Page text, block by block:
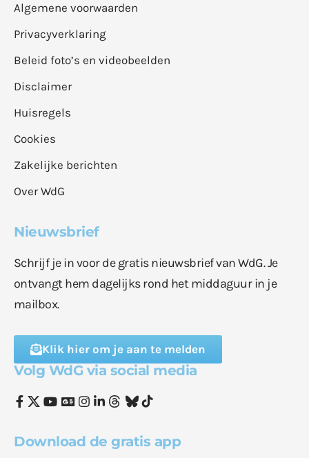
Algemene voorwaarden
Privacyverklaring
Beleid foto’s en videobeelden
Disclaimer
Huisregels
Cookies
Zakelijke berichten
Over WdG
Nieuwsbrief
Schrijf je in voor de gratis nieuwsbrief van WdG. Je
ontvangt hem dagelijks rond het middaguur in je
mailbox.
Klik hier om je aan te melden
Volg WdG via social media
Download de gratis app